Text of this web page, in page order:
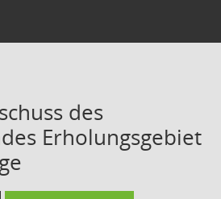
des
Erholungsgebiet